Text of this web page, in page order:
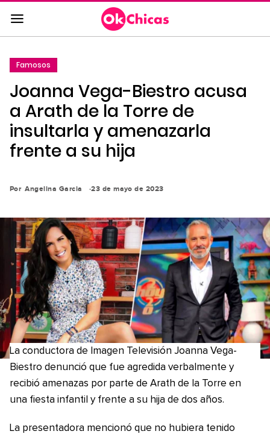
Saltar
al
contenido
a
la
navegación
principal
Famosos
Joanna Vega-Biestro acusa
a Arath de la Torre de
insultarla y amenazarla
frente a su hija
Por Angelina Garcia 23 de mayo de 2023
La conductora de Imagen Televisión Joanna Vega-
Biestro denunció que fue agredida verbalmente y
recibió amenazas por parte de Arath de la Torre en
una fiesta infantil y frente a su hija de dos años.
La presentadora mencionó que no hubiera tenido